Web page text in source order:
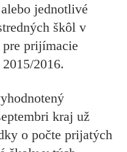
jednotlivé
škôl v
prijímacie
2016.
kraj už
o počte prijatých